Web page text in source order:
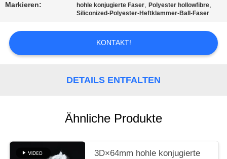
ZITAT
SITEMAP
Markieren: hohle konjugierte Faser,Polyester hollowfibre,
Siliconized-Polyester-Heftklammer-Ball-Faser
KONTAKT!
DETAILS ENTFALTEN
Ähnliche Produkte
3D×64mm hohle konjugierte